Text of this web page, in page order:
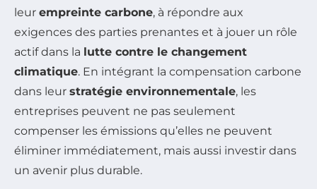
leur empreinte carbone, à répondre aux
exigences des parties prenantes et à jouer un rôle
actif dans la lutte contre le changement
climatique. En intégrant la compensation carbone
dans leur stratégie environnementale, les
entreprises peuvent ne pas seulement
compenser les émissions qu’elles ne peuvent
éliminer immédiatement, mais aussi investir dans
un avenir plus durable.